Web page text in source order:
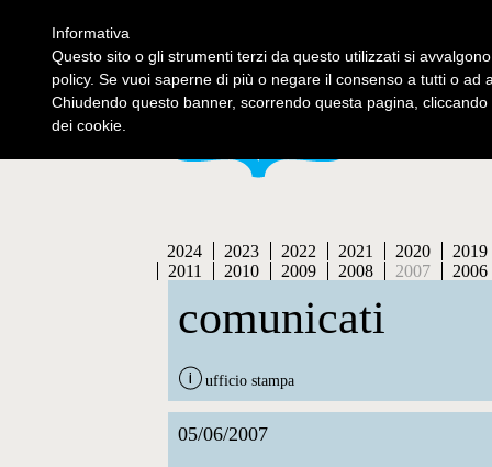
contatti
2024 2023 2022 2021 2020
2019
2011
2010 2009 2008 2007 2006
comunicati
ufficio stampa
05/06/2007
Informativa
Questo sito o gli strumenti terzi da questo utilizzati si
policy. Se vuoi saperne di più o negare il consenso a tutti o ad
Chiudendo questo banner, scorrendo questa pagina,
dei cookie.